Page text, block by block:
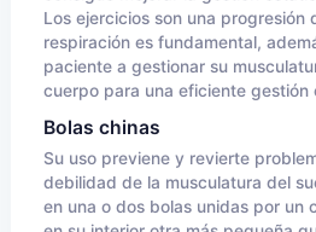
Los ejercicios son una progresión
respiración es fundamental,
paciente a gestionar su
cuerpo para una eficiente gestión
Bolas chinas
Su uso previene y revierte
debilidad de la musculatura del
en una o dos bolas unidas por un